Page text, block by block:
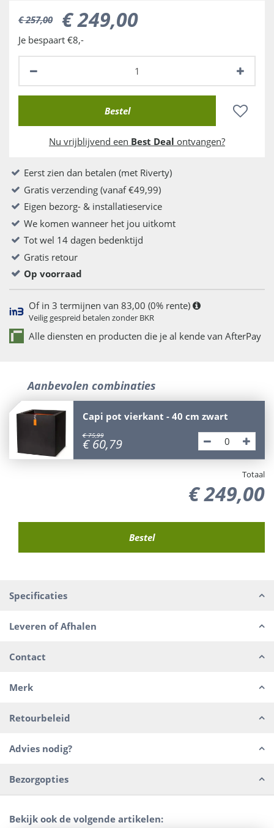
€ 257,00 €249,00
Je bespaart €8,-
Nu vrijblijvend een Best Deal ontvangen?
Eerst zien dan betalen (met Riverty)
Gratis verzending (vanaf €49,99)
Eigen bezorg- & installatieservice
We komen wanneer het jou uitkomt
Tot wel 14 dagen bedenktijd
Gratis retour
Op voorraad
Of in 3 termijnen van 83,00 (0% rente)
Veilig gespreid betalen zonder BKR
Alle diensten en producten die je al kende van AfterPay
Aanbevolen combinaties
Capi pot vierkant - 40 cm zwart
€ 75,99
€ 60,79
Totaal
€249,00
Specificaties
Leveren of Afhalen
Contact
Merk
Retourbeleid
Advies nodig?
Bezorgopties
Bekijk ook de volgende artikelen: